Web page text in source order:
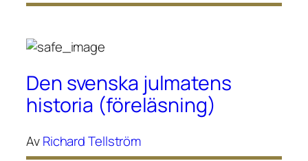
Den svenska julmatens
historia (föreläsning)
AvRichard Tellström